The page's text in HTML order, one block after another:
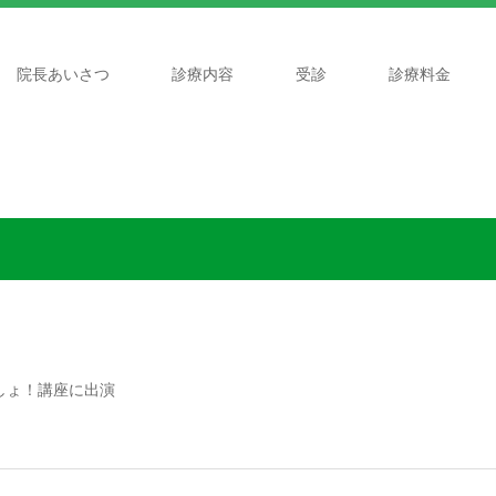
院長あいさつ 診療内容 受診 診療料金
ょ！講座に出演